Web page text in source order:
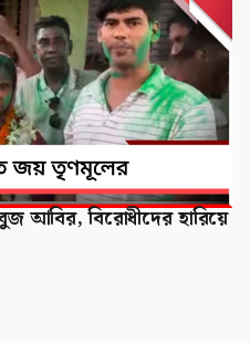
আবির, বিরোধীদের হারিয়ে